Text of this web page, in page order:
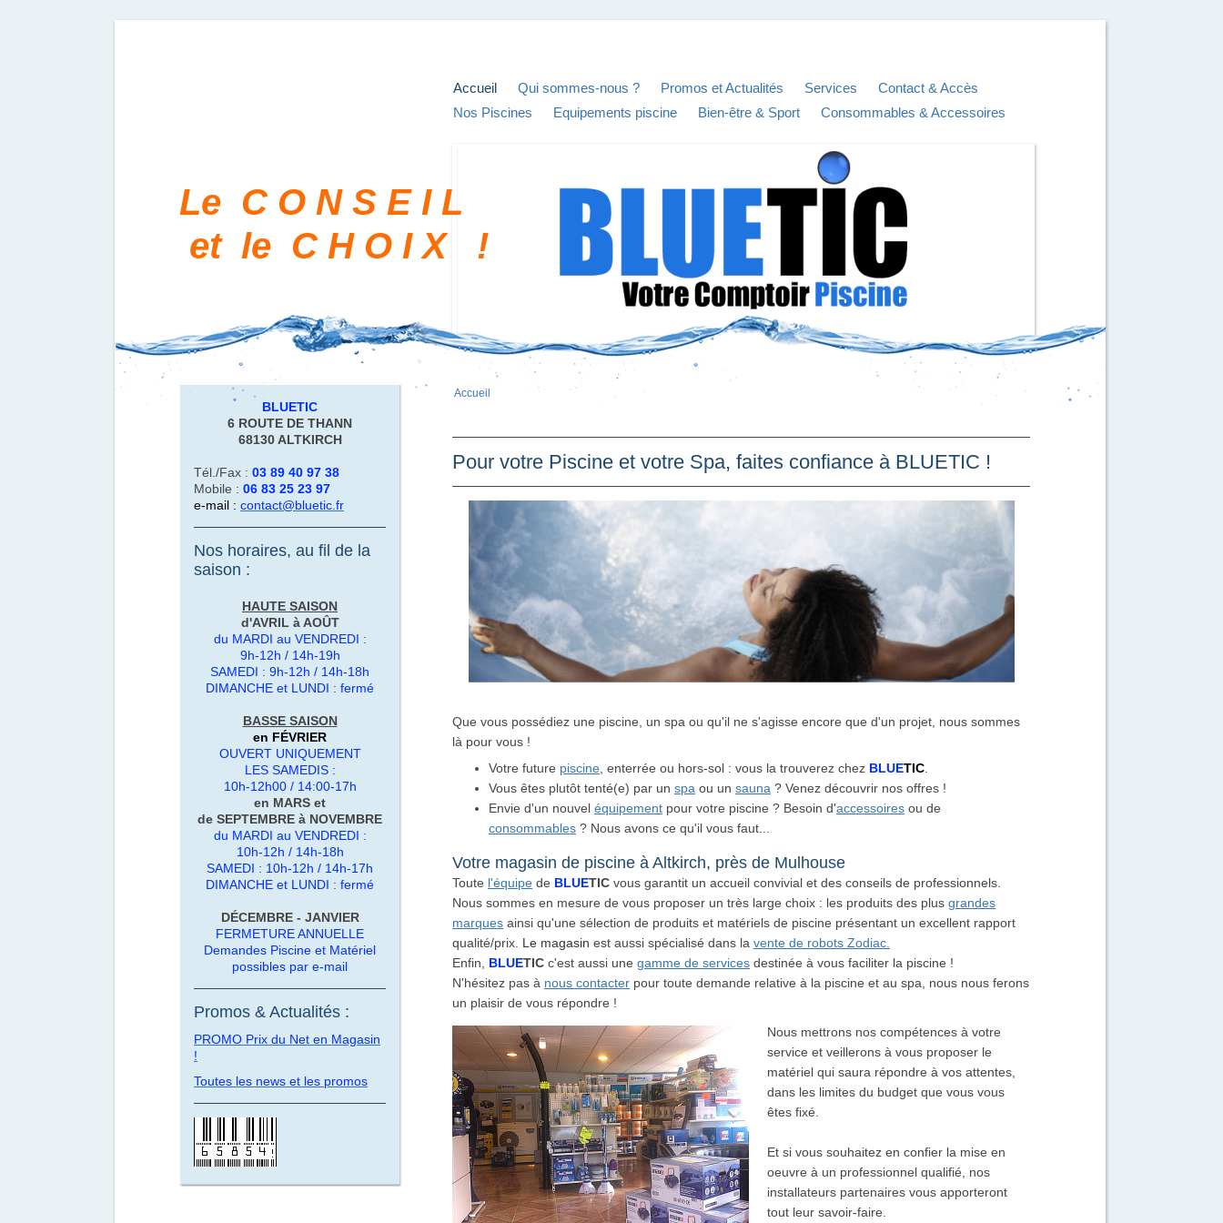
Accueil Qui sommes-nous ? Promos et Actualités Services
Contact & Accès
Nos Piscines
Equipements piscine Bien-être & Sport Consommables & Accessoires
Le C O N S E I L
et le C H O I X !
BLUETIC
6 ROUTE DE THANN
68130 ALTKIRCH
Tél./Fax : 03 89 40 97 38
Mobile : 06 83 25 23 97
e-mail : contact@bluetic.fr
Nos horaires, au fil de la
saison :
HAUTE SAISON
d'AVRIL à AOÛT
du MARDI au VENDREDI :
9h-12h / 14h-19h
SAMEDI : 9h-12h / 14h-18h
DIMANCHE et LUNDI : fermé
BASSE SAISON
en FÉVRIER
OUVERT UNIQUEMENT
LES SAMEDIS :
10h-12h00 / 14:00-17h
en MARS et
de SEPTEMBRE à NOVEMBRE
du MARDI au VENDREDI :
10h-12h / 14h-18h
SAMEDI : 10h-12h / 14h-17h
DIMANCHE et LUNDI : fermé
DÉCEMBRE - JANVIER
FERMETURE ANNUELLE
Demandes Piscine et Matériel
possibles par e-mail
Promos & Actualités :
PROMO Prix du Net en Magasin
!
Toutes les news et les promos
Accueil
Pour votre Piscine et votre Spa, faites confiance à BLUETIC !
Que vous possédiez une piscine, un spa ou qu'il ne s'agisse encore que d'un projet, nous sommes
là pour vous !
Votre future piscine , enterrée ou hors-sol : vous la trouverez chez BLUETIC
Vous êtes plutôt tenté(e) par un spa ou un sauna ? Venez découvrir nos offres !
Envie d'un nouvel équipement pour votre piscine ? Besoin d'accessoires ou de
consommables ? Nous avons ce qu'il vous faut...
Votre magasin de piscine à Altkirch, près de Mulhouse
Toute l'équipe de BLUETIC vous garantit un accueil convivial et des conseils de professionnels.
Nous sommes en mesure de vous proposer un très large choix : les produits des plus grandes
marques ainsi qu'une sélection de produits et matériels de piscine présentant un excellent rapport
qualité/prix. Le magasin est aussi spécialisé dans la vente de robots Zodiac.
Enfin, BLUETIC c'est aussi une gamme de services destinée à vous faciliter la piscine !
N'hésitez pas à nous contacter pour toute demande relative à la piscine et au spa, nous nous ferons
un plaisir de vous répondre !
Nous mettrons nos compétences à votre
service et veillerons à vous proposer le
matériel qui saura répondre à vos attentes,
dans les limites du budget que vous vous
êtes fixé.
Et si vous souhaitez en confier la mise en
oeuvre à un professionnel qualifié, nos
installateurs partenaires vous apporteront
tout leur savoir-faire.